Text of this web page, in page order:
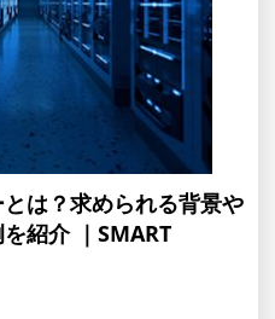
は？求められる背景や
紹介 ｜SMART